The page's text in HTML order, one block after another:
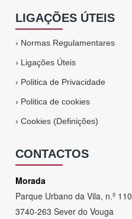
LIGAÇÕES ÚTEIS
› Normas Regulamentares
› Ligações Úteis
› Politica de Privacidade
› Politica de cookies
›Cookies (Definições)
CONTACTOS
Morada
Parque Urbano da Vila, n.º 110
3740-263 Sever do Vouga